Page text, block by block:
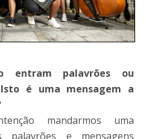
entram palavrões ou
é uma mensagem a
mandarmos uma
palavrões e mensagens